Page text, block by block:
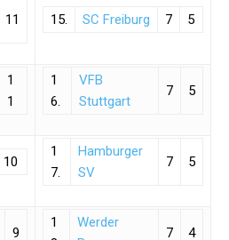
11 15. SC Freiburg 7 5
1
1
1
6.
VFB
Stuttgart
7 5
10
1
7.
Hamburger
SV
7 5
9
1
Werder
7 4